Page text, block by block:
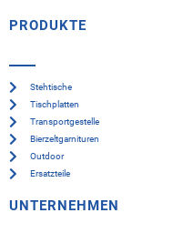
PRODUKTE
Stehtische
Tischplatten
Transportgestelle
Bierzeltgarnituren
Outdoor
Ersatzteile
UNTERNEHMEN